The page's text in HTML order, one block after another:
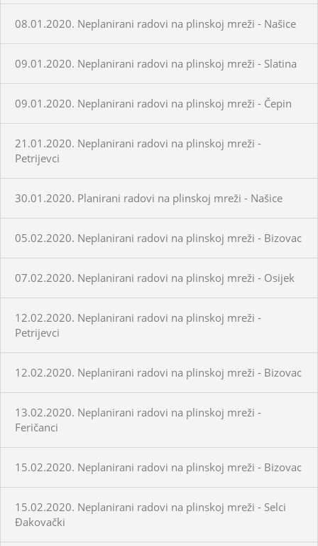
08.01.2020. Neplanirani radovi na plinskoj mreži - Našice
09.01.2020. Neplanirani radovi na plinskoj mreži - Slatina
09.01.2020. Neplanirani radovi na plinskoj mreži - Čepin
21.01.2020. Neplanirani radovi na plinskoj mreži -
Petrijevci
30.01.2020. Planirani radovi na plinskoj mreži - Našice
05.02.2020. Neplanirani radovi na plinskoj mreži - Bizovac
07.02.2020. Neplanirani radovi na plinskoj mreži - Osijek
12.02.2020. Neplanirani radovi na plinskoj mreži -
Petrijevci
12.02.2020. Neplanirani radovi na plinskoj mreži - Bizovac
13.02.2020. Neplanirani radovi na plinskoj mreži -
Feričanci
15.02.2020. Neplanirani radovi na plinskoj mreži - Bizovac
15.02.2020. Neplanirani radovi na plinskoj mreži - Selci
Đakovački